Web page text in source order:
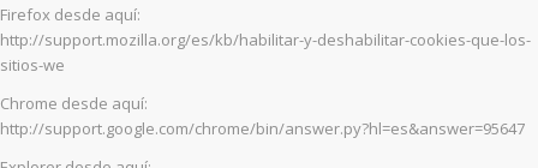
Firefox desde aquí:
http://support.mozilla.org/es/kb/habilitar-y-deshabilitar-cookies-que-los-
sitios-we
Chrome desde aquí:
http://support.google.com/chrome/bin/answer.py?hl=es&answer=95647